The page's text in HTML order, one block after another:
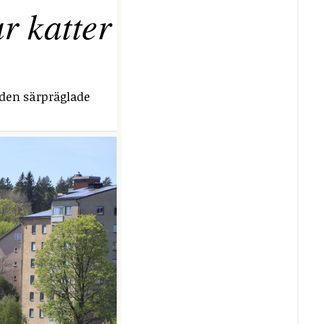
katter
särpräglade